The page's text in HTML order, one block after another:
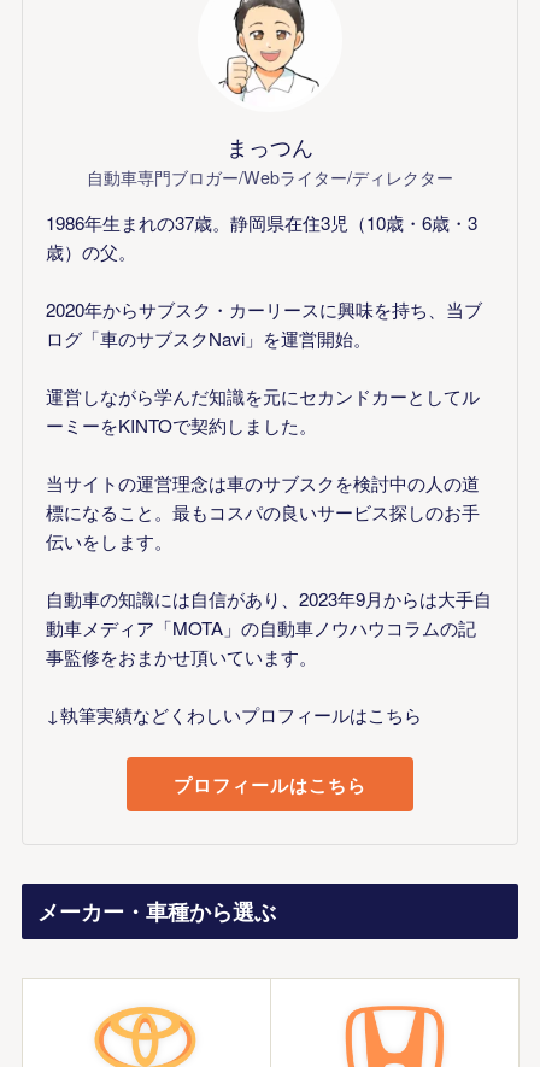
まっつん
自動車専門ブロガー/Webライター/ディレクター
1986年生まれの37歳。静岡県在住3児（10歳・6歳・3
歳）の父。
2020年からサブスク・カーリースに興味を持ち、当ブ
ログ「車のサブスクNavi」を運営開始。
運営しながら学んだ知識を元にセカンドカーとしてル
ーミーをKINTOで契約しました。
当サイトの運営理念は車のサブスクを検討中の人の道
標になること。最もコスパの良いサービス探しのお手
伝いをします。
自動車の知識には自信があり、2023年9月からは大手自
動車メディア「MOTA」の自動車ノウハウコラムの記
事監修をおまかせ頂いています。
↓執筆実績などくわしいプロフィールはこちら
プロフィールはこちら
メーカー・車種から選ぶ